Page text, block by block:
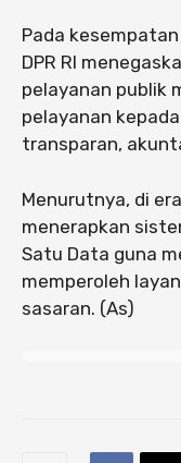
Pada
DPR RI
pelayanan publik
pelayanan
transparan,
Menurutnya, di
menerapkan
Satu Data guna
memperoleh
sasaran. (As)